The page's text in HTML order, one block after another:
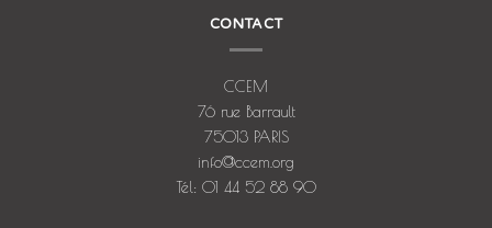
CONTACT
CCEM
76 rue Barrault
75013 PARIS
info@ccem.org
Tél: 01 44 52 88 90